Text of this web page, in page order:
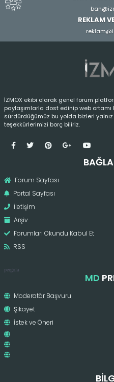
REKLAM
İZMOX ekibi olarak genel forum
paylaşımlarla dost edinip web
sürdürdüğümüz bu yolda bizleri yalnız
teşekkürlerimizi borç biliriz.
Forum Sayfası
Portal Sayfası
İletişim
Arşiv
Forumları Okundu Kabul Et
RSS
pergola
MD
Moderatör Başvuru
Şikayet
İstek ve Öneri